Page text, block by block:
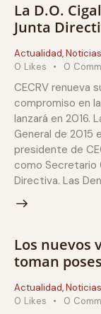
La D.O.
Junta
Actualidad,Noticias
0 Likes 0
CECRV renueva
compromiso en
lanzará en 2016.
General de 2015
presidente de
como Secretario
Directiva. Las
Los nuevos
toman
Actualidad,Noticias
0 Likes 0